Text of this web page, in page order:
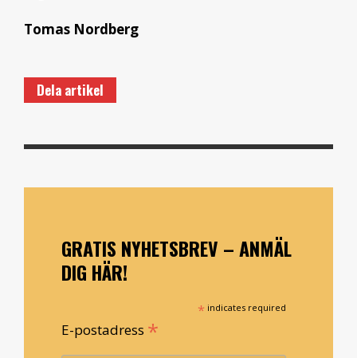
Tomas Nordberg
Dela artikel
GRATIS NYHETSBREV – ANMÄL
DIG HÄR!
* indicates required
E-postadress *